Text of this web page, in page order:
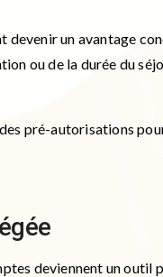
un avantage
ou de la durée du
pré-autorisations
deviennent un